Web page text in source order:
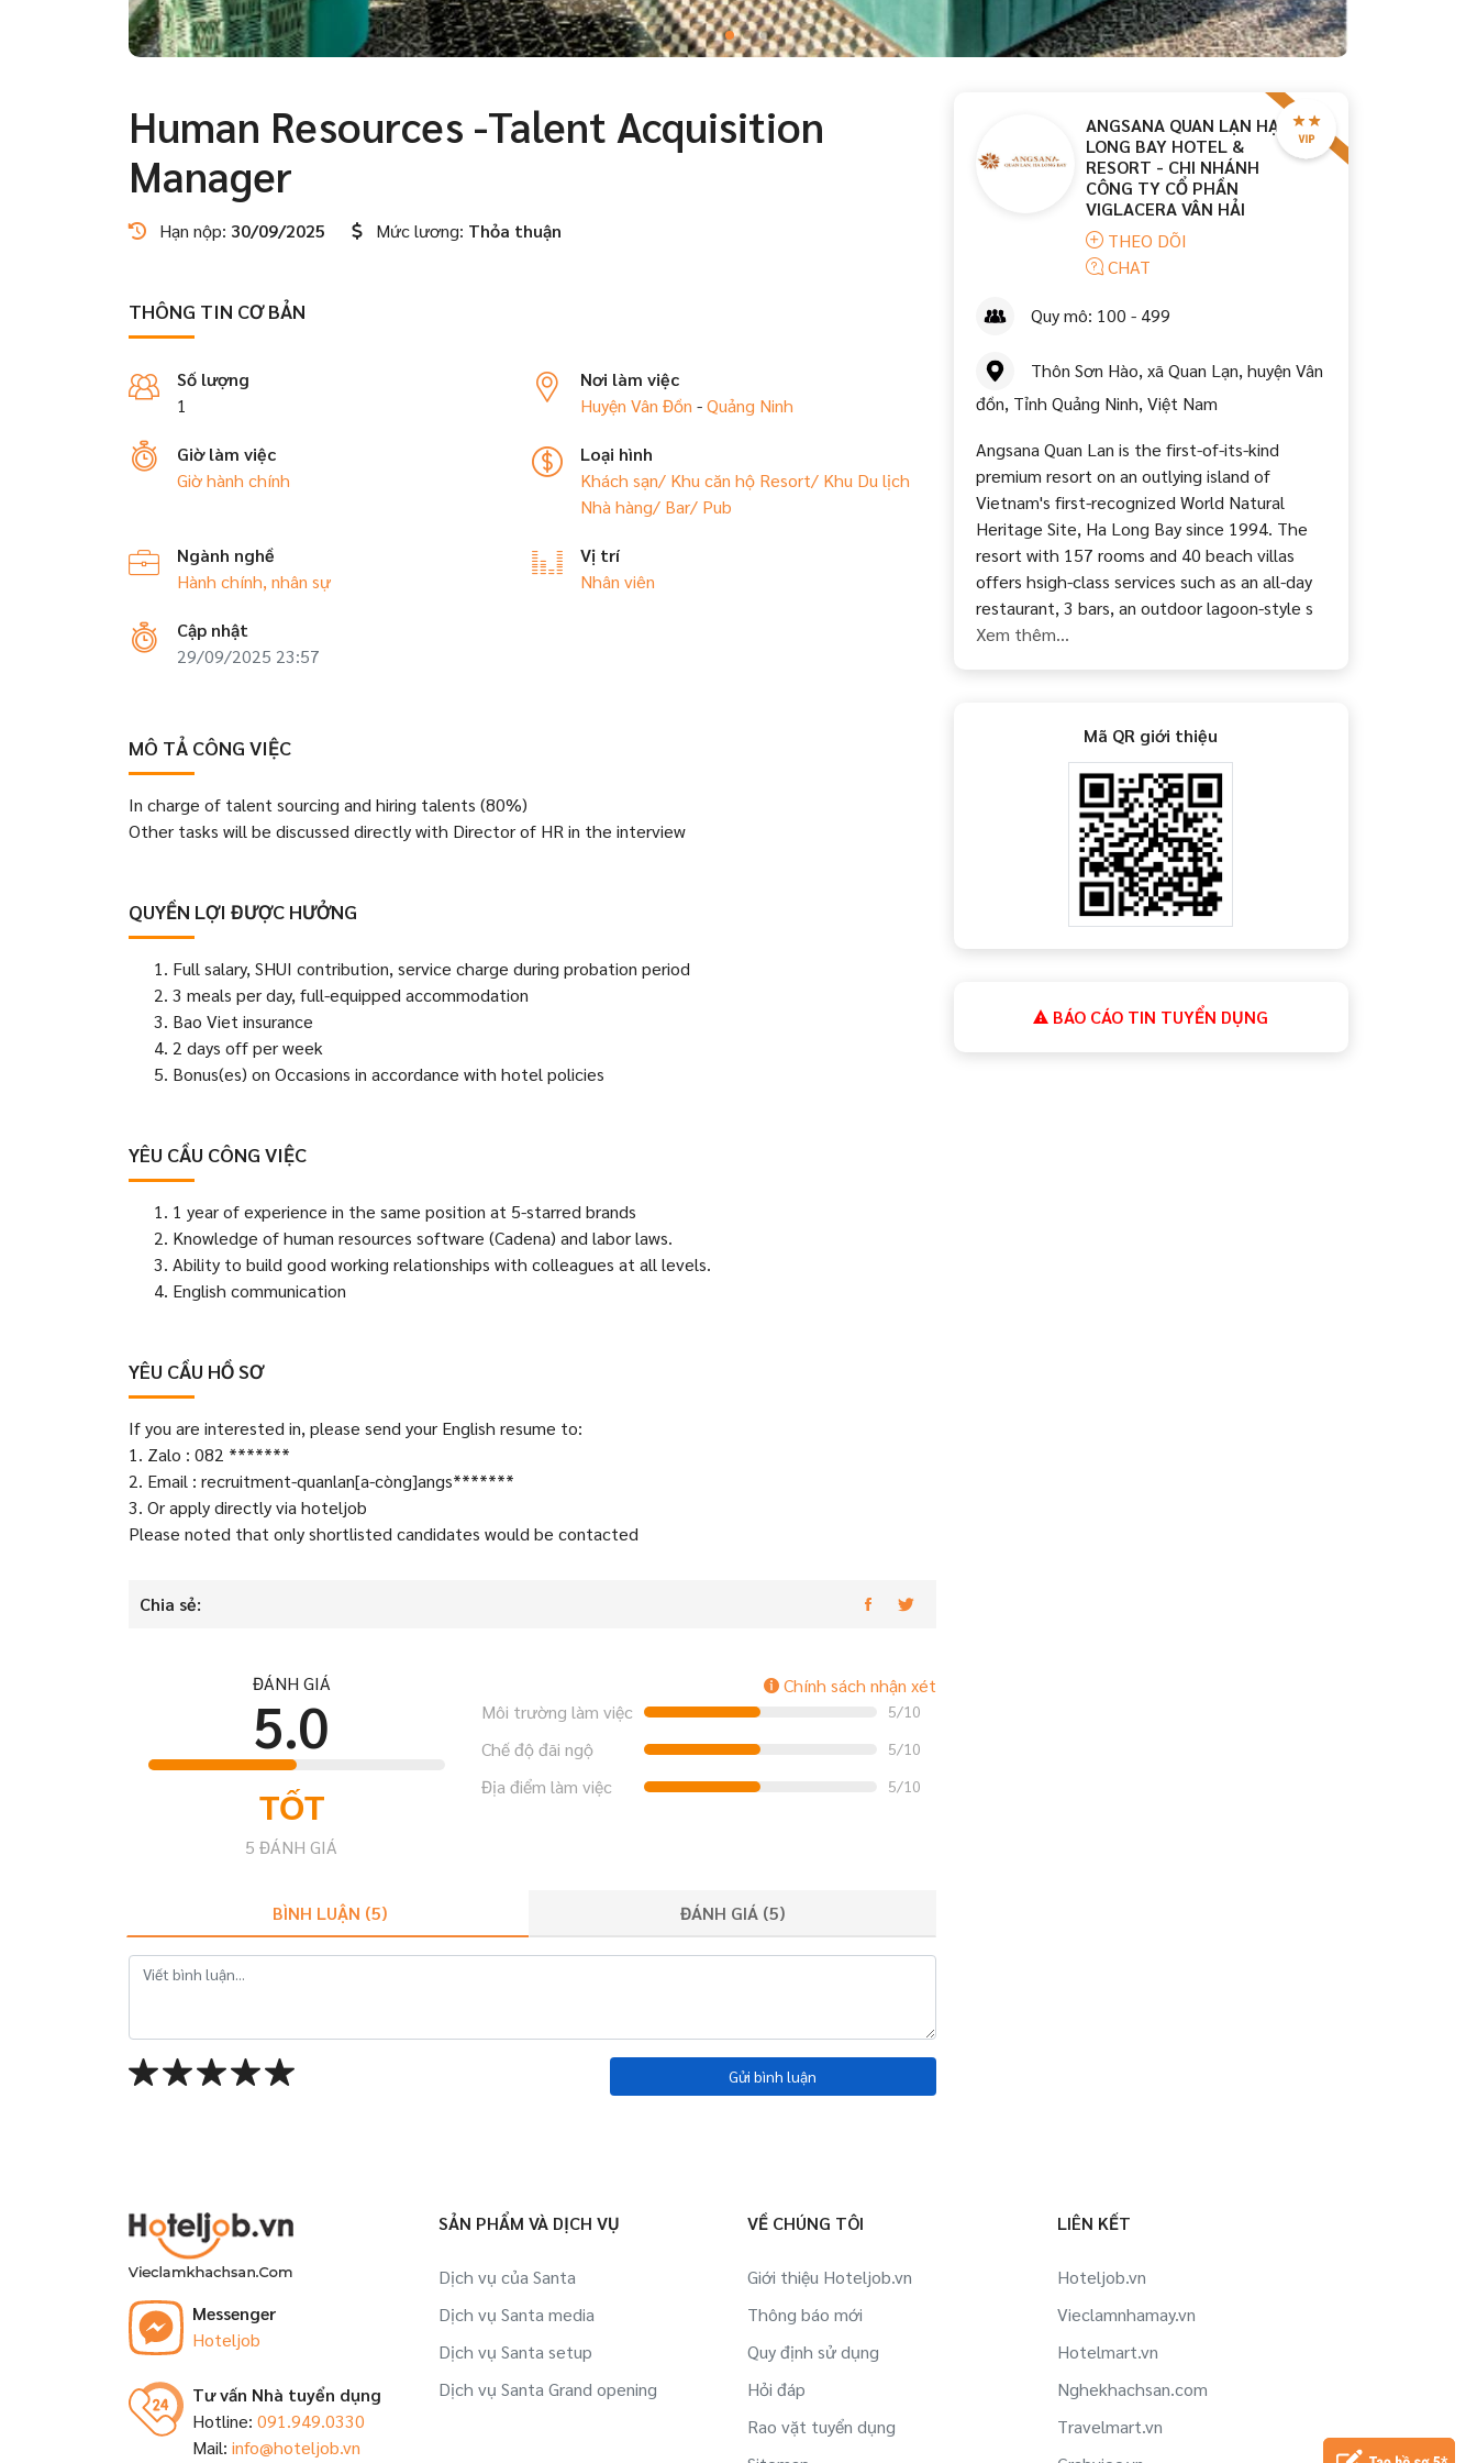
Human Resources -Talent Acquisition
Manager
Hạn nộp: 30/09/2025 Mức lương: Thỏa thuận
THÔNG TIN CƠ BẢN
Số lượng
1
Nơi làm việc
Huyện Vân Đồn -Quảng Ninh
Giờ làm việc
Giờ hành chính
Loại hình
Khách sạn/ Khu căn hộ Resort/ Khu Du lịch
Nhà hàng/ Bar/ Pub
Ngành nghề
Hành chính, nhân sự
Vị trí
Nhân viên
Cập nhật
29/09/2025 23:57
MÔ TẢ CÔNG VIỆC
In charge of talent sourcing and hiring talents (80%)
Other tasks will be discussed directly with Director of HR in the interview
QUYỀN LỢI ĐƯỢC HƯỞNG
Full salary, SHUI contribution, service charge during probation period
3 meals per day, full-equipped accommodation
Bao Viet insurance
2 days off per week
Bonus(es) on Occasions in accordance with hotel policies
YÊU CẦU CÔNG VIỆC
1 year of experience in the same position at 5-starred brands
Knowledge of human resources software (Cadena) and labor laws.
Ability to build good working relationships with colleagues at all levels.
English communication
YÊU CẦU HỒ SƠ
If you are interested in, please send your English resume to:
1. Zalo : 082 *******
2. Email : recruitment-quanlan[a-còng]angs*******
3. Or apply directly via hoteljob
Please noted that only shortlisted candidates would be contacted
Chia sẻ:
ĐÁNH GIÁ
5.0
TỐT
5 ĐÁNH GIÁ
Chính sách nhận xét
Môi trường làm việc
5/10
Chế độ đãi ngộ 5/10
Địa điểm làm việc 5/10
BÌNH LUẬN (5) ĐÁNH GIÁ (5)
Gửi bình luận
ANGSANA QUAN LẠN HẠ
LONG BAY HOTEL &
RESORT - CHI NHÁNH
CÔNG TY CỔ PHẦN
VIGLACERA VÂN HẢI
THEO DÕI
CHAT
Quy mô: 100 - 499
Thôn Sơn Hào, xã Quan Lạn, huyện Vân
đồn, Tỉnh Quảng Ninh, Việt Nam
Angsana Quan Lan is the first-of-its-kind
premium resort on an outlying island of
Vietnam's first-recognized World Natural
Heritage Site, Ha Long Bay since 1994. The
resort with 157 rooms and 40 beach villas
offers hsigh-class services such as an all-day
restaurant, 3 bars, an outdoor lagoon-style s
Xem thêm...
Mã QR giới thiệu
BÁO CÁO TIN TUYỂN DỤNG
Messenger
Hoteljob
Tư vấn Nhà tuyển dụng
Hotline: 091.949.0330
Mail: info@hoteljob.vn
SẢN PHẨM VÀ DỊCH VỤ
Dịch vụ của Santa
Dịch vụ Santa media
Dịch vụ Santa setup
Dịch vụ Santa Grand opening
VỀ CHÚNG TÔI
Giới thiệu Hoteljob.vn
Thông báo mới
Quy định sử dụng
Hỏi đáp
Rao vặt tuyển dụng
LIÊN KẾT
Hoteljob.vn
Vieclamnhamay.vn
Hotelmart.vn
Nghekhachsan.com
Travelmart.vn